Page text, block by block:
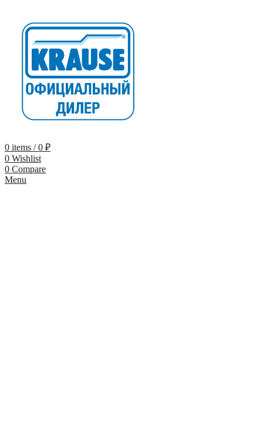
0 items / 0 ₽
0 Wishlist
0 Compare
Menu